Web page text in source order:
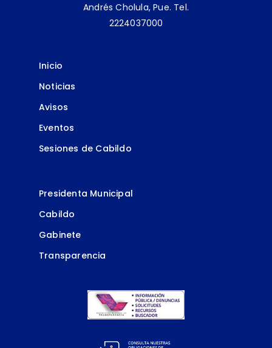
Andrés Cholula, Pue. Tel.
2224037000
Inicio
Noticias
Avisos
Eventos
Sesiones de Cabildo
Presidenta Municipal
Cabildo
Gabinete
Transparencia